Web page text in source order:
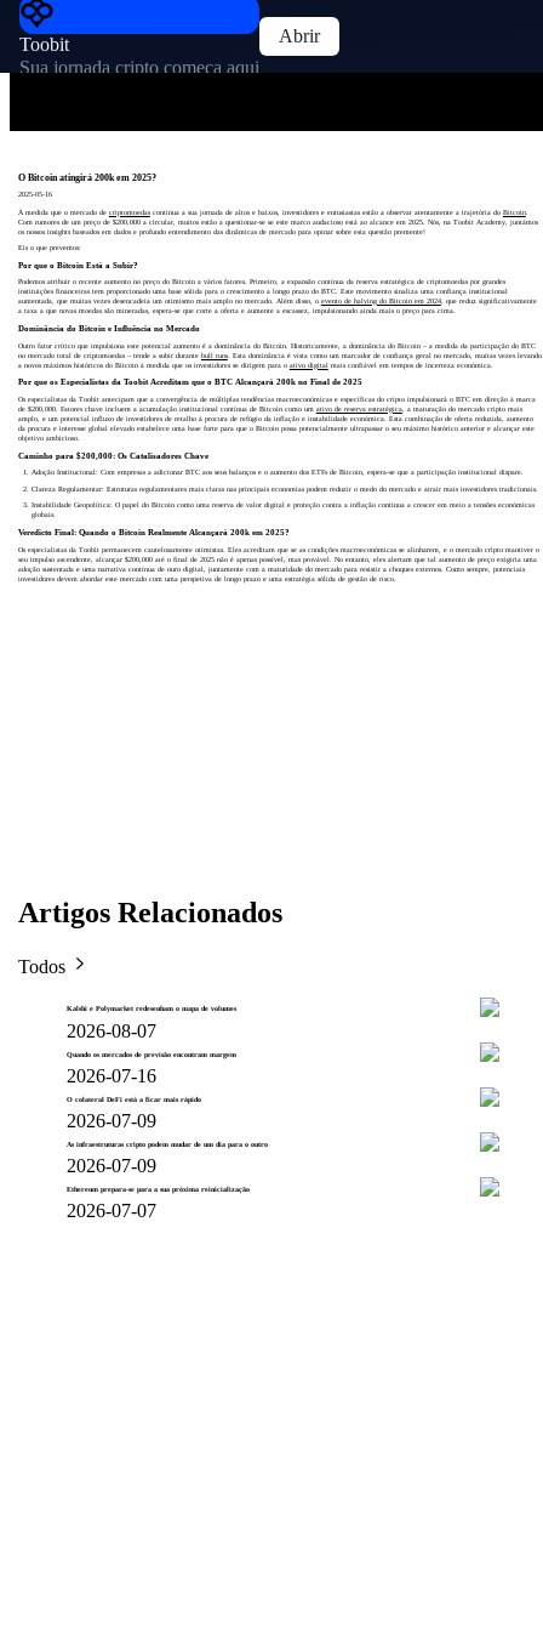
Toobit
Sua jornada cripto começa aqui
Abrir
O Bitcoin atingirá 200k em 2025?
2025-05-16
À medida que o mercado de criptomoedascontinua a sua jornada de altos e baixos, investidores e entusiastas estão a observar atentamente a trajetória do Bitcoin.
Com rumores de um preço de $200,000 a circular, muitos estão a questionar-se se este marco audacioso está ao alcance em 2025. Nós, na Toobit Academy, juntámos
os nossos insights baseados em dados e profundo entendimento das dinâmicas de mercado para opinar sobre esta questão premente!
Eis o que prevemos:
Por que o Bitcoin Está a Subir?
Podemos atribuir o recente aumento no preço do Bitcoin a vários fatores. Primeiro, a expansão contínua da reserva estratégica de criptomoedas por grandes
instituições financeiras tem proporcionado uma base sólida para o crescimento a longo prazo do BTC. Este movimento sinaliza uma confiança institucional
aumentada, que muitas vezes desencadeia um otimismo mais amplo no mercado. Além disso, o evento de halving do Bitcoin em 2024, que reduz significativamente
a taxa a que novas moedas são mineradas, espera-se que corte a oferta e aumente a escassez, impulsionando ainda mais o preço para cima.
Dominância do Bitcoin e Influência no Mercado
Outro fator crítico que impulsiona este potencial aumento é a dominância do Bitcoin. Historicamente, a dominância do Bitcoin – a medida da participação do BTC
no mercado total de criptomoedas – tende a subir durante bull runs. Esta dominância é vista como um marcador de confiança geral no mercado, muitas vezes levando
a novos máximos históricos do Bitcoin à medida que os investidores se dirigem para o ativo digital mais confiável em tempos de incerteza económica.
Por que os Especialistas da Toobit Acreditam que o BTC Alcançará 200k no Final de 2025
Os especialistas da Toobit antecipam que a convergência de múltiplas tendências macroeconómicas e específicas do cripto impulsionará o BTC em direção à marca
de $200,000. Fatores chave incluem a acumulação institucional contínua de Bitcoin como um ativo de reserva estratégica, a maturação do mercado cripto mais
amplo, e um potencial influxo de investidores de retalho à procura de refúgio da inflação e instabilidade económica. Esta combinação de oferta reduzida, aumento
da procura e interesse global elevado estabelece uma base forte para que o Bitcoin possa potencialmente ultrapassar o seu máximo histórico anterior e alcançar este
objetivo ambicioso.
Caminho para $200,000: Os Catalisadores Chave
Adoção Institucional: Com empresas a adicionar BTC aos seus balanços e o aumento dos ETFs de Bitcoin, espera-se que a participação institucional dispare.
Clareza Regulamentar: Estruturas regulamentares mais claras nas principais economias podem reduzir o medo do mercado e atrair mais investidores tradicionais.
Instabilidade Geopolítica: O papel do Bitcoin como uma reserva de valor digital e proteção contra a inflação continua a crescer em meio a tensões económicas
globais.
Veredicto Final: Quando o Bitcoin Realmente Alcançará 200k em 2025?
Os especialistas da Toobit permanecem cautelosamente otimistas. Eles acreditam que se as condições macroeconómicas se alinharem, e o mercado cripto mantiver o
seu impulso ascendente, alcançar $200,000 até o final de 2025 não é apenas possível, mas provável. No entanto, eles alertam que tal aumento de preço exigiria uma
adoção sustentada e uma narrativa contínua de ouro digital, juntamente com a maturidade do mercado para resistir a choques externos. Como sempre, potenciais
investidores devem abordar este mercado com uma perspetiva de longo prazo e uma estratégia sólida de gestão de risco.
Artigos Relacionados
Todos
Kalshi e Polymarket redesenham o mapa de volumes
2026-08-07
Quando os mercados de previsão encontram margem
2026-07-16
O colateral DeFi está a ficar mais rápido
2026-07-09
As infraestruturas cripto podem mudar de um dia para o outro
2026-07-09
Ethereum prepara-se para a sua próxima reinicialização
2026-07-07